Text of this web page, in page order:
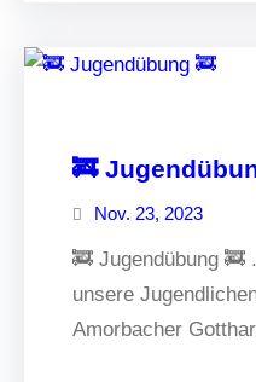
🚒
Nov. 23, 2023
🚒 Jugendübung 🚒
unsere
Amorbacher